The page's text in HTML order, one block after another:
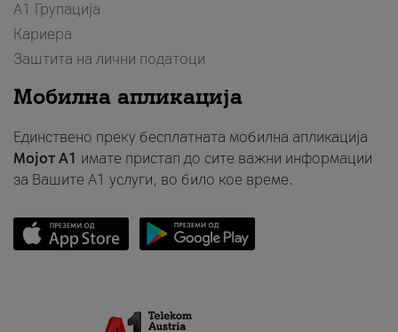
А1 Групација
Кариера
Заштита на лични податоци
Мобилна апликација
Единствено преку бесплатната мобилна апликација
Мојот A1 имате пристап до сите важни информации
за Вашите A1 услуги, во било кое време.